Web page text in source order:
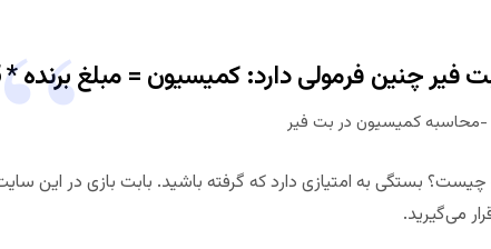
فیر چنین فرمولی دارد: کمیسیون = مبلغ برنده * 5% * (1 – نرخ ثابت)
محاسبه کمیسیون در بت فیر
چیست؟ بستگی به امتیازی دارد که گرفته باشید. بابت بازی در این
می‌گیرید.